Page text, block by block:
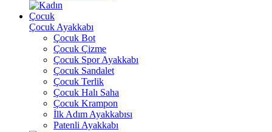
Çocuk
Çocuk Ayakkabı
Çocuk Bot
Çocuk Çizme
Çocuk Spor Ayakkabı
Çocuk Sandalet
Çocuk Terlik
Çocuk Halı Saha
Çocuk Krampon
İlk Adım Ayakkabısı
Patenli Ayakkabı